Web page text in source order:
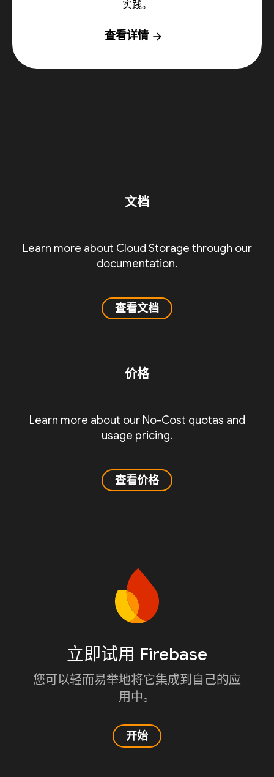
实践。
查看详情 arrow_forward
文档
Learn more about Cloud Storage through our
documentation.
查看文档
价格
Learn more about our No-Cost quotas and
usage pricing.
查看价格
立即试用 Firebase
您可以轻而易举地将它集成到自己的应
用中。
开始